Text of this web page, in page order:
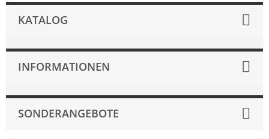
KATALOG
INFORMATIONEN
SONDERANGEBOTE